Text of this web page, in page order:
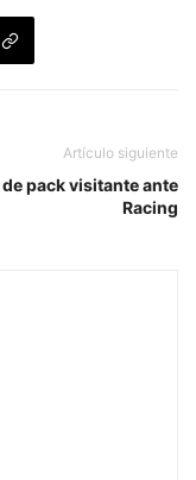
Artículo siguiente
pack visitante ante
Racing